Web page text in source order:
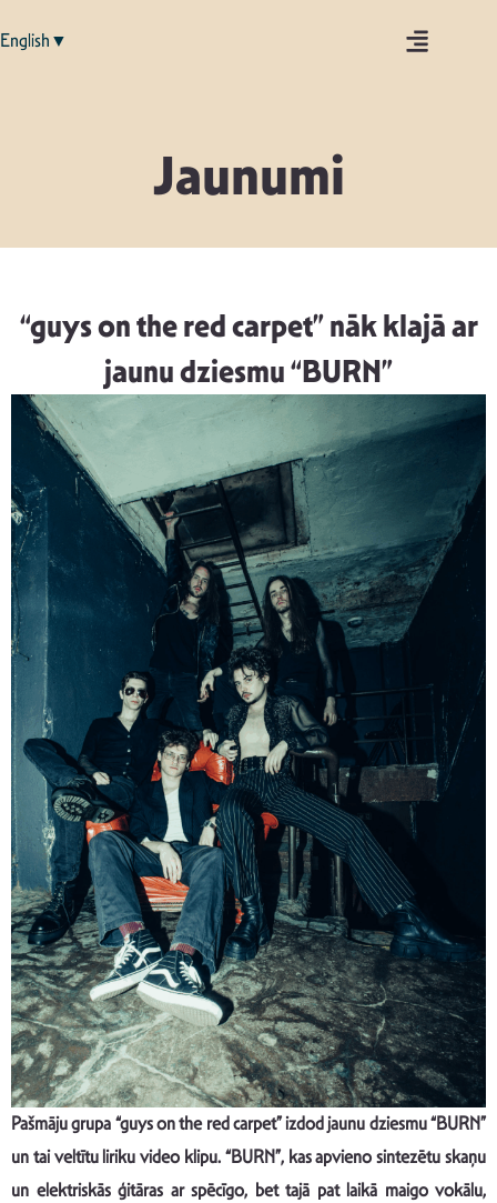
English▼
Jaunumi
“guys on the red carpet” nāk klajā ar
jaunu dziesmu “BURN”
Pašmāju grupa “guys on the red carpet” izdod jaunu dziesmu “BURN”
un tai veltītu liriku video klipu. “BURN”, kas apvieno sintezētu skaņu
un elektriskās ģitāras ar spēcīgo, bet tajā pat laikā maigo vokālu,